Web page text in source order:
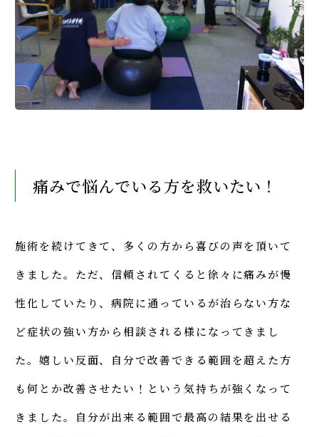
痛みで悩んでいる方を救いたい！
施術を続けてきて、多くの方から喜びの声を頂いて
きました。ただ、信頼されてくると徐々に痛みが慢
性化していたり、病院に通っているが治らない方な
ど症状の強い方から相談される様になってきまし
た。嬉しい反面、自分で改善できる範囲を超えた方
も何とか改善させたい！という気持ちが強くなって
きました。自分が出来る範囲で最高の結果を出せる